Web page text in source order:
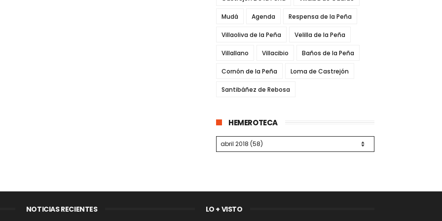
Mudá Agenda Respensa de la Peña
Villaoliva de la Peña Velilla de la Peña
Villallano Villacibio Baños de la Peña
Cornón de la Peña Loma de Castrejón
Santibáñez de Rebosa
HEMEROTECA
NOTICIAS RECIENTES LO + VISTO